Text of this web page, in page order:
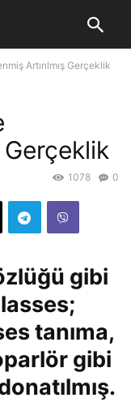
Artırılmış Gerçeklik
Gerçeklik
0
1078
gibi
tanıma,
gibi